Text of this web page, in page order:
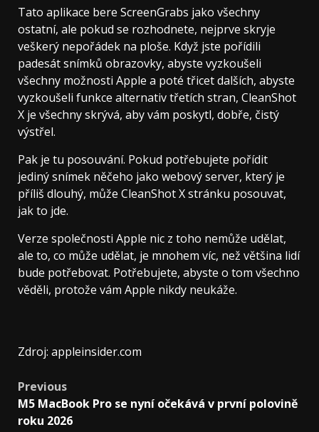
Tato aplikace bere ScreenGrabs jako všechny
ostatní, ale pokud se rozhodnete, nejprve skryje
veškerý nepořádek na ploše. Když jste pořídili
padesát snímků obrazovky, abyste vyzkoušeli
všechny možnosti Apple a poté třicet dalších, abyste
vyzkoušeli funkce alternativ třetích stran, CleanShot
X je všechny skrývá, aby vám poskytl, dobře, čistý
výstřel.
Pak je tu posouvání. Pokud potřebujete pořídit
jediný snímek něčeho jako webový server, který je
příliš dlouhý, může CleanShot X stránku posouvat,
jak to jde.
Verze společnosti Apple nic z toho nemůže udělat,
ale to, co může udělat, je mnohem víc, než většina lidí
bude potřebovat. Potřebujete, abyste o tom všechno
věděli, protože vám Apple nikdy neukáže.
Zdroj: appleinsider.com
Post
navigation
Previous
M5 MacBook Pro se nyní očekává v první polovině
roku 2026